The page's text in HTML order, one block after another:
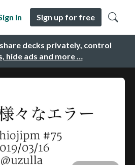
decks privately, control
hide ads and more …
in Sign up for free